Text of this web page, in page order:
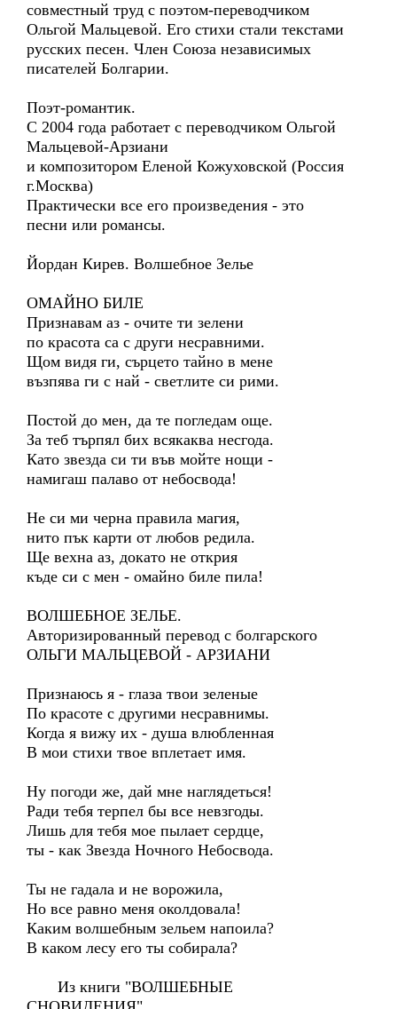
совместный труд с поэтом-переводчиком
Ольгой Мальцевой. Его стихи стали текстами
русских песен. Член Союза независимых
писателей Болгарии.
Поэт-романтик.
С 2004 года работает с переводчиком Ольгой
Мальцевой-Арзиани
и композитором Еленой Кожуховской (Россия
г.Москва)
Практически все его произведения - это
песни или романсы.
Йордан Кирев. Волшебное Зелье
ОМАЙНО БИЛЕ
Признавам аз - очите ти зелени
по красота са с други несравними.
Щом видя ги, сърцето тайно в мене
възпява ги с най - светлите си рими.
Постой до мен, да те погледам още.
За теб търпял бих всякаква несгода.
Като звезда си ти във мойте нощи -
намигаш палаво от небосвода!
Не си ми черна правила магия,
нито пък карти от любов редила.
Ще вехна аз, докато не открия
къде си с мен - омайно биле пила!
ВОЛШЕБНОЕ ЗЕЛЬЕ.
Авторизированный перевод с болгарского
ОЛЬГИ МАЛЬЦЕВОЙ - АРЗИАНИ
Признаюсь я - глаза твои зеленые
По красоте с другими несравнимы.
Когда я вижу их - душа влюбленная
В мои стихи твое вплетает имя.
Ну погоди же, дай мне наглядеться!
Ради тебя терпел бы все невзгоды.
Лишь для тебя мое пылает сердце,
ты - как Звезда Ночного Небосвода.
Ты не гадала и не ворожила,
Но все равно меня околдовала!
Каким волшебным зельем напоила?
В каком лесу его ты собирала?
Из книги "ВОЛШЕБНЫЕ